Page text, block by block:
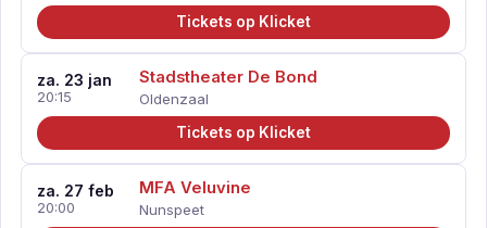
Tickets op Klicket
za. 23 jan
20:15
Stadstheater De Bond
Oldenzaal
Tickets op Klicket
za. 27 feb
20:00
MFA Veluvine
Nunspeet